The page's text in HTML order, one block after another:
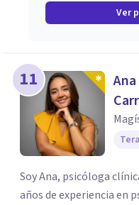
Ver
11
Soy Ana, psicóloga
años de experiencia en